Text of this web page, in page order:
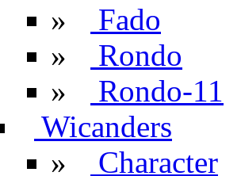
»
Fado
»
Rondo
»
Rondo-11
Wicanders
»
Character